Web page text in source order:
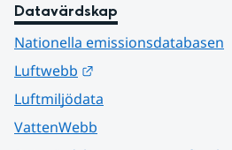
Datavärdskap
Nationella emissionsdatabasen
Luftwebb
Luftmiljödata
VattenWebb